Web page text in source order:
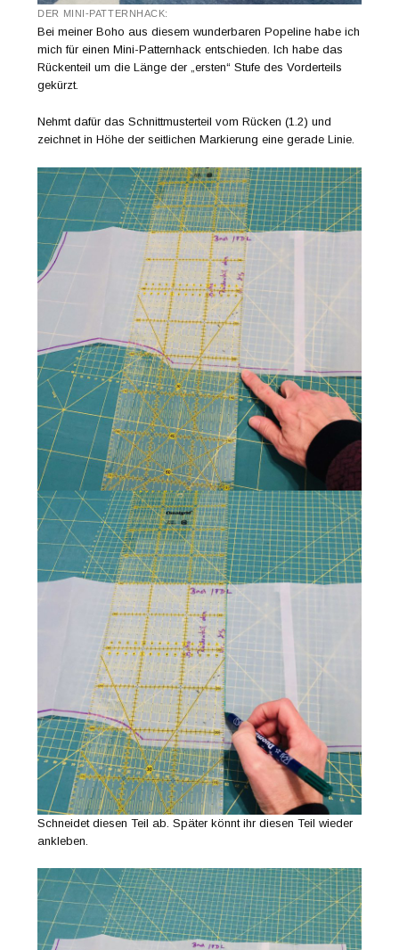
DER MINI-PATTERNHACK:
Bei meiner Boho aus diesem wunderbaren Popeline habe ich
mich für einen Mini-Patternhack entschieden. Ich habe das
Rückenteil um die Länge der „ersten“ Stufe des Vorderteils
gekürzt.
Nehmt dafür das Schnittmusterteil vom Rücken (1.2) und
zeichnet in Höhe der seitlichen Markierung eine gerade Linie.
Schneidet diesen Teil ab. Später könnt ihr diesen Teil wieder
ankleben.